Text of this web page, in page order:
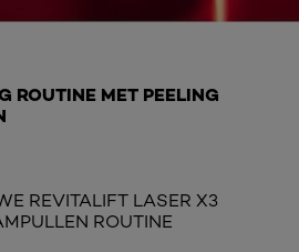
ROUTINE MET PEELING
REVITALIFT LASER X3
ROUTINE